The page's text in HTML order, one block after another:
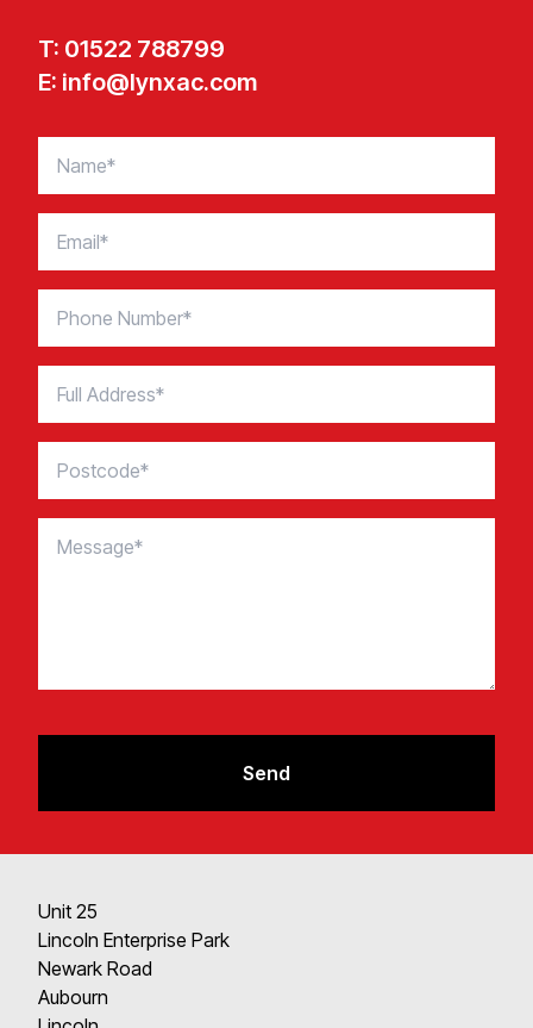
T: 01522 788799​​​​‌ ‍ ​‍​‍‌‍ ‌ ​‍‌‍‍‌‌‍‌ ‌‍‍‌‌‍ ‍​‍​‍​ ‍‍​‍​‍‌ ​ ‌‍​‌‌‍ ‍‌‍‍‌‌ ‌​‌ ‍‌​‍ ‍‌‍‍‌‌‍ ​‍​‍​‍ ​​‍​‍‌‍‍​‌ ​‍‌‍‌‌‌‍‌‍​‍​‍​ ‍‍​‍​‍​‍ ‌‍​‌‌‍‌​‌‍ ‌‌‍‍‌‌‍ ‍​‍ ‌‍‍‌‌‍ ‍‌ ‌​‌‍‌‌‌‍ ‍‌ ‌​​‍ ‌‍‌‌‌‍‌​‌‍‍‌‌ ‌​​‍ ‌‍ ‌‌‍ ‌‍‌​‌‍‌‌​ ‌‌ ​​‌ ​‍‌‍‌‌‌ ​ ‌‍‌‌‌‍ ‍‌ ‌​‌‍​‌‌ ‌​‌‍‍‌‌‍ ‌‍ ‍​ ‍ ‌‍‍‌‌‍‌​​ ‌‌‍‌ ‌‍ ​‌‍ ‌‍​‍‌‍​‌‌‍ ​‌‌​ ‌‍‌‌‌ ‌​‌ ‌​‌‍‍‌‌‍ ‍‌‍‌ ‌ ​ ​ ‍ ‌ ‌​‌ ‍‌‌ ​​‌‍‌‌​ ‌‌‍‌ ‌‍ ​‌‍ ‌‍​‍‌‍​‌‌‍ ​‌‌​ ‌‍‌‌‌ ‌​‌ ‌​‌‍‍‌‌‍ ‍‌‍‌ ‌ ​ ​ ‍ ‌ ​​‌‍​‌‌ ‌​‌‍‍​​ ‌‌ ​​‌‍‍​‌‍ ‌‍ ‍‌‍‌‌‌​ ‍‌ ‌‌‌‍ ‌‌‍​‍‌‍‌‌‌ ​‍​ ‌‍​‍‌‍​‌‌ ​ ‌‍‌‌‌‌‌‌‌ ​‍‌‍ ​​ ‌​‍‌‌​ ​‍‌​‌‍‌‍​‌‌‍‌​‌‍ ‌‌‍‍‌‌‍ ‍​‍‌‍‌‍‍‌‌‍‌​​ ‌‌‍‌ ‌‍ ​‌‍ ‌‍​‍‌‍​‌‌‍ ​‌‌​ ‌‍‌‌‌ ‌​‌ ‌​‌‍‍‌‌‍ ‍‌‍‌ ‌ ​ ​‍‌‍‌ ‌​‌ ‍‌‌ ​​‌‍‌‌​ ‌‌‍‌ ‌‍ ​‌‍ ‌‍​‍‌‍​‌‌‍ ​‌‌​ ‌‍‌‌‌ ‌​‌ ‌​‌‍‍‌‌‍ ‍‌‍‌ ‌ ​ ​‍‌‍‌ ​​‌‍​‌‌ ‌​‌‍‍​​ ‌‌ ​​‌‍‍​‌‍ ‌‍ ‍‌‍‌‌‌​ ‍‌ ‌‌‌‍ ‌‌‍​‍‌‍‌‌‌ ​‍​‍​‍‌ ‌
E: info@lynxac.com​​​​‌ ‍ ​‍​‍‌‍ ‌ ​‍‌‍‍‌‌‍‌ ‌‍‍‌‌‍ ‍​‍​‍​ ‍‍​‍​‍‌ ​ ‌‍​‌‌‍ ‍‌‍‍‌‌ ‌​‌ ‍‌​‍ ‍‌‍‍‌‌‍ ​‍​‍​‍ ​​‍​‍‌‍‍​‌ ​‍‌‍‌‌‌‍‌‍​‍​‍​ ‍‍​‍​‍​‍ ‌‍​‌‌‍‌​‌‍ ‌‌‍‍‌‌‍ ‍​‍ ‌‍‍‌‌‍ ‍‌ ‌​‌‍‌‌‌‍ ‍‌ ‌​​‍ ‌‍‌‌‌‍‌​‌‍‍‌‌ ‌​​‍ ‌‍ ‌‌‍ ‌‍‌​‌‍‌‌​ ‌‌ ​​‌ ​‍‌‍‌‌‌ ​ ‌‍‌‌‌‍ ‍‌ ‌​‌‍​‌‌ ‌​‌‍‍‌‌‍ ‌‍ ‍​ ‍ ‌‍‍‌‌‍‌​​ ‌‌‍‌ ‌‍ ​‌‍ ‌‍​‍‌‍​‌‌‍ ​‌‌​ ‌‍‌‌‌ ‌​‌ ‌​‌‍‍‌‌‍ ‍‌‍‌ ‌ ​ ​ ‍ ‌ ‌​‌ ‍‌‌ ​​‌‍‌‌​ ‌‌‍‌ ‌‍ ​‌‍ ‌‍​‍‌‍​‌‌‍ ​‌‌​ ‌‍‌‌‌ ‌​‌ ‌​‌‍‍‌‌‍ ‍‌‍‌ ‌ ​ ​ ‍ ‌ ​​‌‍​‌‌ ‌​‌‍‍​​ ‌‌‍​ ‌‍ ‌‍ ‍‌ ‌​‌‍​‌‌‍​ ‌ ‌​‌​‌‌‌‍ ‌‌‍​‌‌‍‍‌‌‍ ​​ ‌‍​‍‌‍​‌‌ ​ ‌‍‌‌‌‌‌‌‌ ​‍‌‍ ​​ ‌​‍‌‌​ ​‍‌​‌‍‌‍​‌‌‍‌​‌‍ ‌‌‍‍‌‌‍ ‍​‍‌‍‌‍‍‌‌‍‌​​ ‌‌‍‌ ‌‍ ​‌‍ ‌‍​‍‌‍​‌‌‍ ​‌‌​ ‌‍‌‌‌ ‌​‌ ‌​‌‍‍‌‌‍ ‍‌‍‌ ‌ ​ ​‍‌‍‌ ‌​‌ ‍‌‌ ​​‌‍‌‌​ ‌‌‍‌ ‌‍ ​‌‍ ‌‍​‍‌‍​‌‌‍ ​‌‌​ ‌‍‌‌‌ ‌​‌ ‌​‌‍‍‌‌‍ ‍‌‍‌ ‌ ​ ​‍‌‍‌ ​​‌‍​‌‌ ‌​‌‍‍​​ ‌‌‍​ ‌‍ ‌‍ ‍‌ ‌​‌‍​‌‌‍​ ‌ ‌​‌​‌‌‌‍ ‌‌‍​‌‌‍‍‌‌‍ ​​‍​‍‌ ‌
Send
Unit 25​​​​‌ ‍ ​‍​‍‌‍ ‌ ​‍‌‍‍‌‌‍‌ ‌‍‍‌‌‍ ‍​‍​‍​ ‍‍​‍​‍‌ ​ ‌‍​‌‌‍ ‍‌‍‍‌‌ ‌​‌ ‍‌​‍ ‍‌‍‍‌‌‍ ​‍​‍​‍ ​​‍​‍‌‍‍​‌ ​‍‌‍‌‌‌‍‌‍​‍​‍​ ‍‍​‍​‍​‍ ‌‍​‌‌‍‌​‌‍ ‌‌‍‍‌‌‍ ‍​‍ ‌‍‍‌‌‍ ‍‌ ‌​‌‍‌‌‌‍ ‍‌ ‌​​‍ ‌‍‌‌‌‍‌​‌‍‍‌‌ ‌​​‍ ‌‍ ‌‌‍ ‌‍‌​‌‍‌‌​ ‌‌ ​​‌ ​‍‌‍‌‌‌ ​ ‌‍‌‌‌‍ ‍‌ ‌​‌‍​‌‌ ‌​‌‍‍‌‌‍ ‌‍ ‍​ ‍ ‌‍‍‌‌‍‌​​ ‌‌‍‌ ‌‍ ​‌‍ ‌‍​‍‌‍​‌‌‍ ​‌‌​ ‌‍‌‌‌ ‌​‌ ‌​‌‍‍‌‌‍ ‍‌‍‌ ‌ ​ ​ ‍ ‌ ‌​‌ ‍‌‌ ​​‌‍‌‌​ ‌‌‍‌ ‌‍ ​‌‍ ‌‍​‍‌‍​‌‌‍ ​‌‌​ ‌‍‌‌‌ ‌​‌ ‌​‌‍‍‌‌‍ ‍‌‍‌ ‌ ​ ​ ‍ ‌ ​​‌‍​‌‌ ‌​‌‍‍​​ ‌‌‍​‌‌‍‌​‌‍‌​‌ ​‍‌‍‌‌‌ ​ ‌ ​ ​‍‌‌​ ‌‌‌​​‍‌‌ ‌‍‍ ‌‍‌‌‌ ‍‌​‍‌‌​ ​ ‌​‌​​‍‌‌​ ​ ‌​‌​​‍‌‌​ ​‍​ ​‍​ ​‍​ ​​​ ​​‌‍‌‌​ ‌‌‌‍‌‌‌‍​‍‌‍‌​‌‍​‍​ ​​​ ​‌​ ​​​‍‌‌​ ​‍​ ​‍​‍‌‌​ ‌‌‌​‌​​‍ ‍‌‍​ ‌‍‍​‌‍‍‌‌‍ ​‌‍‌​‌ ​‍‌‍‌‌‌‍ ‍​‍‌‌​ ‌‌‌​​‍‌‌ ‌‍‍ ‌‍‌‌‌ ‍‌​‍‌‌​ ​ ‌​‌​​‍‌‌​ ​ ‌​‌​​‍‌‌​ ​‍​ ​‍‌‍‌‌​ ‍​​ ​‌‌‍‌​​ ​ ​ ‌‍​ ​‌​ ‍‌​ ‌‌​ ‌‌‌‍​‍​ ​‍​‍‌‌​ ​‍​ ​‍​‍‌‌​ ‌‌‌​‌​​‍ ‍‌ ‌​‌‍‌‌‌ ‍​‌ ‌​​ ‌‍​‍‌‍​‌‌ ​ ‌‍‌‌‌‌‌‌‌ ​‍‌‍ ​​ ‌​‍‌‌​ ​‍‌​‌‍‌‍​‌‌‍‌​‌‍ ‌‌‍‍‌‌‍ ‍​‍‌‍‌‍‍‌‌‍‌​​ ‌‌‍‌ ‌‍ ​‌‍ ‌‍​‍‌‍​‌‌‍ ​‌‌​ ‌‍‌‌‌ ‌​‌ ‌​‌‍‍‌‌‍ ‍‌‍‌ ‌ ​ ​‍‌‍‌ ‌​‌ ‍‌‌ ​​‌‍‌‌​ ‌‌‍‌ ‌‍ ​‌‍ ‌‍​‍‌‍​‌‌‍ ​‌‌​ ‌‍‌‌‌ ‌​‌ ‌​‌‍‍‌‌‍ ‍‌‍‌ ‌ ​ ​‍‌‍‌ ​​‌‍​‌‌ ‌​‌‍‍​​ ‌‌‍​‌‌‍‌​‌‍‌​‌ ​‍‌‍‌‌‌ ​ ‌ ​ ​‍‌‌​ ‌‌‌​​‍‌‌ ‌‍‍ ‌‍‌‌‌ ‍‌​‍‌‌​ ​ ‌​‌​​‍‌‌​ ​ ‌​‌​​‍‌‌​ ​‍​ ​‍​ ​‍​ ​​​ ​​‌‍‌‌​ ‌‌‌‍‌‌‌‍​‍‌‍‌​‌‍​‍​ ​​​ ​‌​ ​​​‍‌‌​ ​‍​ ​‍​‍‌‌​ ‌‌‌​‌​​‍ ‍‌‍​ ‌‍‍​‌‍‍‌‌‍ ​‌‍‌​‌ ​‍‌‍‌‌‌‍ ‍​‍‌‌​ ‌‌‌​​‍‌‌ ‌‍‍ ‌‍‌‌‌ ‍‌​‍‌‌​ ​ ‌​‌​​‍‌‌​ ​ ‌​‌​​‍‌‌​ ​‍​ ​‍‌‍‌‌​ ‍​​ ​‌‌‍‌​​ ​ ​ ‌‍​ ​‌​ ‍‌​ ‌‌​ ‌‌‌‍​‍​ ​‍​‍‌‌​ ​‍​ ​‍​‍‌‌​ ‌‌‌​‌​​‍ ‍‌ ‌​‌‍‌‌‌ ‍​‌ ‌​​‍​‍‌ ‌
Lincoln Enterprise Park​​​​‌ ‍ ​‍​‍‌‍ ‌ ​‍‌‍‍‌‌‍‌ ‌‍‍‌‌‍ ‍​‍​‍​ ‍‍​‍​‍‌ ​ ‌‍​‌‌‍ ‍‌‍‍‌‌ ‌​‌ ‍‌​‍ ‍‌‍‍‌‌‍ ​‍​‍​‍ ​​‍​‍‌‍‍​‌ ​‍‌‍‌‌‌‍‌‍​‍​‍​ ‍‍​‍​‍​‍ ‌‍​‌‌‍‌​‌‍ ‌‌‍‍‌‌‍ ‍​‍ ‌‍‍‌‌‍ ‍‌ ‌​‌‍‌‌‌‍ ‍‌ ‌​​‍ ‌‍‌‌‌‍‌​‌‍‍‌‌ ‌​​‍ ‌‍ ‌‌‍ ‌‍‌​‌‍‌‌​ ‌‌ ​​‌ ​‍‌‍‌‌‌ ​ ‌‍‌‌‌‍ ‍‌ ‌​‌‍​‌‌ ‌​‌‍‍‌‌‍ ‌‍ ‍​ ‍ ‌‍‍‌‌‍‌​​ ‌‌‍‌ ‌‍ ​‌‍ ‌‍​‍‌‍​‌‌‍ ​‌‌​ ‌‍‌‌‌ ‌​‌ ‌​‌‍‍‌‌‍ ‍‌‍‌ ‌ ​ ​ ‍ ‌ ‌​‌ ‍‌‌ ​​‌‍‌‌​ ‌‌‍‌ ‌‍ ​‌‍ ‌‍​‍‌‍​‌‌‍ ​‌‌​ ‌‍‌‌‌ ‌​‌ ‌​‌‍‍‌‌‍ ‍‌‍‌ ‌ ​ ​ ‍ ‌ ​​‌‍​‌‌ ‌​‌‍‍​​ ‌‌‍​‌‌‍‌​‌‍‌​‌ ​‍‌‍‌‌‌ ​ ‌ ​ ​‍‌‌​ ‌‌‌​​‍‌‌ ‌‍‍ ‌‍‌‌‌ ‍‌​‍‌‌​ ​ ‌​‌​​‍‌‌​ ​ ‌​‌​​‍‌‌​ ​‍​ ​‍​ ​ ​ ​ ‌‍‌​​ ​ ​ ‍‌​ ​ ‌‍‌‍​ ‌​​ ​‍‌‍​‌​ ‍‌​ ​‌​‍‌‌​ ​‍​ ​‍​‍‌‌​ ‌‌‌​‌​​‍ ‍‌‍​ ‌‍‍​‌‍‍‌‌‍ ​‌‍‌​‌ ​‍‌‍‌‌‌‍ ‍​‍‌‌​ ‌‌‌​​‍‌‌ ‌‍‍ ‌‍‌‌‌ ‍‌​‍‌‌​ ​ ‌​‌​​‍‌‌​ ​ ‌​‌​​‍‌‌​ ​‍​ ​‍‌‍‌‌​ ​​‌‍‌‍​ ‍​​ ​‍‌‍​‍​ ‌‍‌‍​‌​ ​​​ ‍‌​ ‌‌‌‍‌‍​‍‌‌​ ​‍​ ​‍​‍‌‌​ ‌‌‌​‌​​‍ ‍‌ ‌​‌‍‌‌‌ ‍​‌ ‌​​ ‌‍​‍‌‍​‌‌ ​ ‌‍‌‌‌‌‌‌‌ ​‍‌‍ ​​ ‌​‍‌‌​ ​‍‌​‌‍‌‍​‌‌‍‌​‌‍ ‌‌‍‍‌‌‍ ‍​‍‌‍‌‍‍‌‌‍‌​​ ‌‌‍‌ ‌‍ ​‌‍ ‌‍​‍‌‍​‌‌‍ ​‌‌​ ‌‍‌‌‌ ‌​‌ ‌​‌‍‍‌‌‍ ‍‌‍‌ ‌ ​ ​‍‌‍‌ ‌​‌ ‍‌‌ ​​‌‍‌‌​ ‌‌‍‌ ‌‍ ​‌‍ ‌‍​‍‌‍​‌‌‍ ​‌‌​ ‌‍‌‌‌ ‌​‌ ‌​‌‍‍‌‌‍ ‍‌‍‌ ‌ ​ ​‍‌‍‌ ​​‌‍​‌‌ ‌​‌‍‍​​ ‌‌‍​‌‌‍‌​‌‍‌​‌ ​‍‌‍‌‌‌ ​ ‌ ​ ​‍‌‌​ ‌‌‌​​‍‌‌ ‌‍‍ ‌‍‌‌‌ ‍‌​‍‌‌​ ​ ‌​‌​​‍‌‌​ ​ ‌​‌​​‍‌‌​ ​‍​ ​‍​ ​ ​ ​ ‌‍‌​​ ​ ​ ‍‌​ ​ ‌‍‌‍​ ‌​​ ​‍‌‍​‌​ ‍‌​ ​‌​‍‌‌​ ​‍​ ​‍​‍‌‌​ ‌‌‌​‌​​‍ ‍‌‍​ ‌‍‍​‌‍‍‌‌‍ ​‌‍‌​‌ ​‍‌‍‌‌‌‍ ‍​‍‌‌​ ‌‌‌​​‍‌‌ ‌‍‍ ‌‍‌‌‌ ‍‌​‍‌‌​ ​ ‌​‌​​‍‌‌​ ​ ‌​‌​​‍‌‌​ ​‍​ ​‍‌‍‌‌​ ​​‌‍‌‍​ ‍​​ ​‍‌‍​‍​ ‌‍‌‍​‌​ ​​​ ‍‌​ ‌‌‌‍‌‍​‍‌‌​ ​‍​ ​‍​‍‌‌​ ‌‌‌​‌​​‍ ‍‌ ‌​‌‍‌‌‌ ‍​‌ ‌​​‍​‍‌ ‌
Newark Road​​​​‌ ‍ ​‍​‍‌‍ ‌ ​‍‌‍‍‌‌‍‌ ‌‍‍‌‌‍ ‍​‍​‍​ ‍‍​‍​‍‌ ​ ‌‍​‌‌‍ ‍‌‍‍‌‌ ‌​‌ ‍‌​‍ ‍‌‍‍‌‌‍ ​‍​‍​‍ ​​‍​‍‌‍‍​‌ ​‍‌‍‌‌‌‍‌‍​‍​‍​ ‍‍​‍​‍​‍ ‌‍​‌‌‍‌​‌‍ ‌‌‍‍‌‌‍ ‍​‍ ‌‍‍‌‌‍ ‍‌ ‌​‌‍‌‌‌‍ ‍‌ ‌​​‍ ‌‍‌‌‌‍‌​‌‍‍‌‌ ‌​​‍ ‌‍ ‌‌‍ ‌‍‌​‌‍‌‌​ ‌‌ ​​‌ ​‍‌‍‌‌‌ ​ ‌‍‌‌‌‍ ‍‌ ‌​‌‍​‌‌ ‌​‌‍‍‌‌‍ ‌‍ ‍​ ‍ ‌‍‍‌‌‍‌​​ ‌‌‍‌ ‌‍ ​‌‍ ‌‍​‍‌‍​‌‌‍ ​‌‌​ ‌‍‌‌‌ ‌​‌ ‌​‌‍‍‌‌‍ ‍‌‍‌ ‌ ​ ​ ‍ ‌ ‌​‌ ‍‌‌ ​​‌‍‌‌​ ‌‌‍‌ ‌‍ ​‌‍ ‌‍​‍‌‍​‌‌‍ ​‌‌​ ‌‍‌‌‌ ‌​‌ ‌​‌‍‍‌‌‍ ‍‌‍‌ ‌ ​ ​ ‍ ‌ ​​‌‍​‌‌ ‌​‌‍‍​​ ‌‌‍​‌‌‍‌​‌‍‌​‌ ​‍‌‍‌‌‌ ​ ‌ ​ ​‍‌‌​ ‌‌‌​​‍‌‌ ‌‍‍ ‌‍‌‌‌ ‍‌​‍‌‌​ ​ ‌​‌​​‍‌‌​ ​ ‌​‌​​‍‌‌​ ​‍​ ​‍​ ‍​​ ‌ ‌‍‌‍‌‍​‌‌‍​‌​ ​‍​ ​ ​ ‌‍​ ‍‌​ ‌​​ ‌ ​ ​‍​‍‌‌​ ​‍​ ​‍​‍‌‌​ ‌‌‌​‌​​‍ ‍‌‍​ ‌‍‍​‌‍‍‌‌‍ ​‌‍‌​‌ ​‍‌‍‌‌‌‍ ‍​‍‌‌​ ‌‌‌​​‍‌‌ ‌‍‍ ‌‍‌‌‌ ‍‌​‍‌‌​ ​ ‌​‌​​‍‌‌​ ​ ‌​‌​​‍‌‌​ ​‍​ ​‍‌‍‌‌‌‍‌‌‌‍‌​​ ​‍​ ‌‍​ ‍​​ ​‌‌‍​‍‌‍​‍‌‍​‍​ ​‌‌‍​‍​‍‌‌​ ​‍​ ​‍​‍‌‌​ ‌‌‌​‌​​‍ ‍‌ ‌​‌‍‌‌‌ ‍​‌ ‌​​ ‌‍​‍‌‍​‌‌ ​ ‌‍‌‌‌‌‌‌‌ ​‍‌‍ ​​ ‌​‍‌‌​ ​‍‌​‌‍‌‍​‌‌‍‌​‌‍ ‌‌‍‍‌‌‍ ‍​‍‌‍‌‍‍‌‌‍‌​​ ‌‌‍‌ ‌‍ ​‌‍ ‌‍​‍‌‍​‌‌‍ ​‌‌​ ‌‍‌‌‌ ‌​‌ ‌​‌‍‍‌‌‍ ‍‌‍‌ ‌ ​ ​‍‌‍‌ ‌​‌ ‍‌‌ ​​‌‍‌‌​ ‌‌‍‌ ‌‍ ​‌‍ ‌‍​‍‌‍​‌‌‍ ​‌‌​ ‌‍‌‌‌ ‌​‌ ‌​‌‍‍‌‌‍ ‍‌‍‌ ‌ ​ ​‍‌‍‌ ​​‌‍​‌‌ ‌​‌‍‍​​ ‌‌‍​‌‌‍‌​‌‍‌​‌ ​‍‌‍‌‌‌ ​ ‌ ​ ​‍‌‌​ ‌‌‌​​‍‌‌ ‌‍‍ ‌‍‌‌‌ ‍‌​‍‌‌​ ​ ‌​‌​​‍‌‌​ ​ ‌​‌​​‍‌‌​ ​‍​ ​‍​ ‍​​ ‌ ‌‍‌‍‌‍​‌‌‍​‌​ ​‍​ ​ ​ ‌‍​ ‍‌​ ‌​​ ‌ ​ ​‍​‍‌‌​ ​‍​ ​‍​‍‌‌​ ‌‌‌​‌​​‍ ‍‌‍​ ‌‍‍​‌‍‍‌‌‍ ​‌‍‌​‌ ​‍‌‍‌‌‌‍ ‍​‍‌‌​ ‌‌‌​​‍‌‌ ‌‍‍ ‌‍‌‌‌ ‍‌​‍‌‌​ ​ ‌​‌​​‍‌‌​ ​ ‌​‌​​‍‌‌​ ​‍​ ​‍‌‍‌‌‌‍‌‌‌‍‌​​ ​‍​ ‌‍​ ‍​​ ​‌‌‍​‍‌‍​‍‌‍​‍​ ​‌‌‍​‍​‍‌‌​ ​‍​ ​‍​‍‌‌​ ‌‌‌​‌​​‍ ‍‌ ‌​‌‍‌‌‌ ‍​‌ ‌​​‍​‍‌ ‌
Aubourn​​​​‌ ‍ ​‍​‍‌‍ ‌ ​‍‌‍‍‌‌‍‌ ‌‍‍‌‌‍ ‍​‍​‍​ ‍‍​‍​‍‌ ​ ‌‍​‌‌‍ ‍‌‍‍‌‌ ‌​‌ ‍‌​‍ ‍‌‍‍‌‌‍ ​‍​‍​‍ ​​‍​‍‌‍‍​‌ ​‍‌‍‌‌‌‍‌‍​‍​‍​ ‍‍​‍​‍​‍ ‌‍​‌‌‍‌​‌‍ ‌‌‍‍‌‌‍ ‍​‍ ‌‍‍‌‌‍ ‍‌ ‌​‌‍‌‌‌‍ ‍‌ ‌​​‍ ‌‍‌‌‌‍‌​‌‍‍‌‌ ‌​​‍ ‌‍ ‌‌‍ ‌‍‌​‌‍‌‌​ ‌‌ ​​‌ ​‍‌‍‌‌‌ ​ ‌‍‌‌‌‍ ‍‌ ‌​‌‍​‌‌ ‌​‌‍‍‌‌‍ ‌‍ ‍​ ‍ ‌‍‍‌‌‍‌​​ ‌‌‍‌ ‌‍ ​‌‍ ‌‍​‍‌‍​‌‌‍ ​‌‌​ ‌‍‌‌‌ ‌​‌ ‌​‌‍‍‌‌‍ ‍‌‍‌ ‌ ​ ​ ‍ ‌ ‌​‌ ‍‌‌ ​​‌‍‌‌​ ‌‌‍‌ ‌‍ ​‌‍ ‌‍​‍‌‍​‌‌‍ ​‌‌​ ‌‍‌‌‌ ‌​‌ ‌​‌‍‍‌‌‍ ‍‌‍‌ ‌ ​ ​ ‍ ‌ ​​‌‍​‌‌ ‌​‌‍‍​​ ‌‌‍​‌‌‍‌​‌‍‌​‌ ​‍‌‍‌‌‌ ​ ‌ ​ ​‍‌‌​ ‌‌‌​​‍‌‌ ‌‍‍ ‌‍‌‌‌ ‍‌​‍‌‌​ ​ ‌​‌​​‍‌‌​ ​ ‌​‌​​‍‌‌​ ​‍​ ​‍​ ‌‌​ ​‍​ ‌ ​ ‍​‌‍​‍‌‍‌‌​ ​ ‌‍‌‍​ ‌​​ ‌ ​ ​‍‌‍‌‍​‍‌‌​ ​‍​ ​‍​‍‌‌​ ‌‌‌​‌​​‍ ‍‌‍​ ‌‍‍​‌‍‍‌‌‍ ​‌‍‌​‌ ​‍‌‍‌‌‌‍ ‍​‍‌‌​ ‌‌‌​​‍‌‌ ‌‍‍ ‌‍‌‌‌ ‍‌​‍‌‌​ ​ ‌​‌​​‍‌‌​ ​ ‌​‌​​‍‌‌​ ​‍​ ​‍​ ​ ​ ​​‌‍​‍‌‍​‌‌‍‌‍​ ‌‌​ ‌ ​ ‍‌​ ‍​​ ‌‌‌‍​ ‌‍‌‍​‍‌‌​ ​‍​ ​‍​‍‌‌​ ‌‌‌​‌​​‍ ‍‌ ‌​‌‍‌‌‌ ‍​‌ ‌​​ ‌‍​‍‌‍​‌‌ ​ ‌‍‌‌‌‌‌‌‌ ​‍‌‍ ​​ ‌​‍‌‌​ ​‍‌​‌‍‌‍​‌‌‍‌​‌‍ ‌‌‍‍‌‌‍ ‍​‍‌‍‌‍‍‌‌‍‌​​ ‌‌‍‌ ‌‍ ​‌‍ ‌‍​‍‌‍​‌‌‍ ​‌‌​ ‌‍‌‌‌ ‌​‌ ‌​‌‍‍‌‌‍ ‍‌‍‌ ‌ ​ ​‍‌‍‌ ‌​‌ ‍‌‌ ​​‌‍‌‌​ ‌‌‍‌ ‌‍ ​‌‍ ‌‍​‍‌‍​‌‌‍ ​‌‌​ ‌‍‌‌‌ ‌​‌ ‌​‌‍‍‌‌‍ ‍‌‍‌ ‌ ​ ​‍‌‍‌ ​​‌‍​‌‌ ‌​‌‍‍​​ ‌‌‍​‌‌‍‌​‌‍‌​‌ ​‍‌‍‌‌‌ ​ ‌ ​ ​‍‌‌​ ‌‌‌​​‍‌‌ ‌‍‍ ‌‍‌‌‌ ‍‌​‍‌‌​ ​ ‌​‌​​‍‌‌​ ​ ‌​‌​​‍‌‌​ ​‍​ ​‍​ ‌‌​ ​‍​ ‌ ​ ‍​‌‍​‍‌‍‌‌​ ​ ‌‍‌‍​ ‌​​ ‌ ​ ​‍‌‍‌‍​‍‌‌​ ​‍​ ​‍​‍‌‌​ ‌‌‌​‌​​‍ ‍‌‍​ ‌‍‍​‌‍‍‌‌‍ ​‌‍‌​‌ ​‍‌‍‌‌‌‍ ‍​‍‌‌​ ‌‌‌​​‍‌‌ ‌‍‍ ‌‍‌‌‌ ‍‌​‍‌‌​ ​ ‌​‌​​‍‌‌​ ​ ‌​‌​​‍‌‌​ ​‍​ ​‍​ ​ ​ ​​‌‍​‍‌‍​‌‌‍‌‍​ ‌‌​ ‌ ​ ‍‌​ ‍​​ ‌‌‌‍​ ‌‍‌‍​‍‌‌​ ​‍​ ​‍​‍‌‌​ ‌‌‌​‌​​‍ ‍‌ ‌​‌‍‌‌‌ ‍​‌ ‌​​‍​‍‌ ‌